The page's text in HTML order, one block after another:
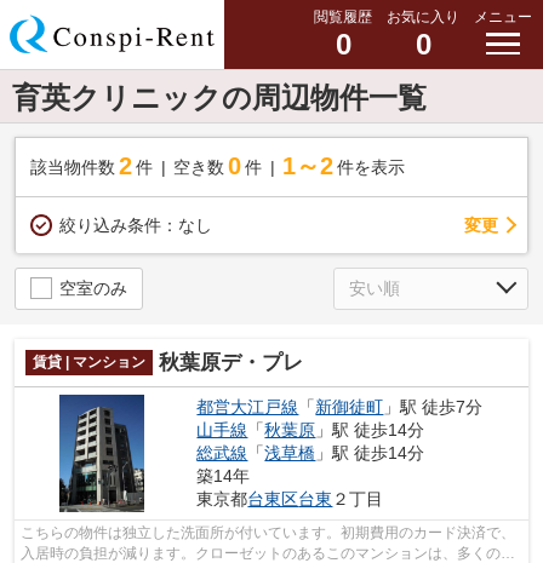
閲覧履歴
0
お気に入り
0
メニュー
育英クリニックの周辺物件一覧
該当物件数 2件 空き数 0 件 1～2 件を表示
絞り込み条件： なし 変更
空室のみ
賃貸 | マンション 秋葉原デ・プレ
都営大江戸線 「新御徒町 」駅 徒歩7分
山手線 「秋葉原 」駅 徒歩14分
総武線 「浅草橋 」駅 徒歩14分
築14年
東京都台東区台東 ２丁目
こちらの物件は独立した洗面所が付いています。初期費用のカード決済で、
入居時の負担が減ります。クローゼットのあるこのマンションは、多くの方